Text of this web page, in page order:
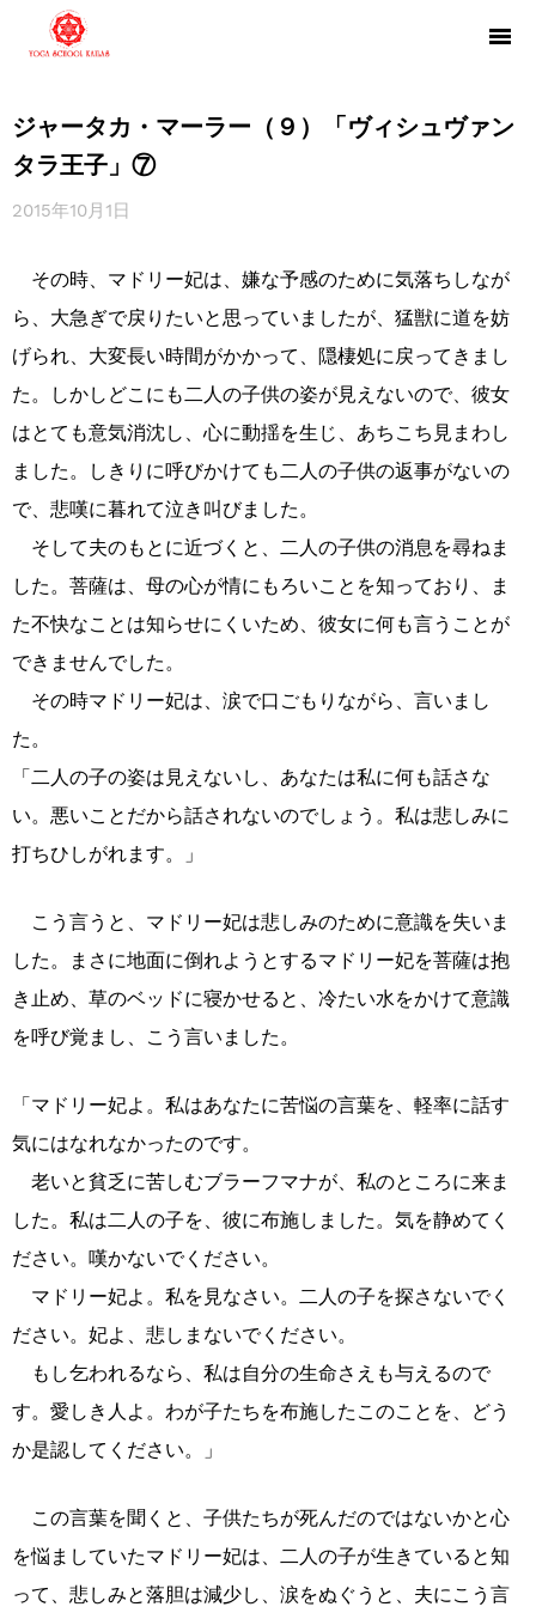
ジャータカ・マーラー（９）「ヴィシュヴァン
タラ王子」⑦
2015年10月1日
その時、マドリー妃は、嫌な予感のために気落ちしなが
ら、大急ぎで戻りたいと思っていましたが、猛獣に道を妨
げられ、大変長い時間がかかって、隠棲処に戻ってきまし
た。しかしどこにも二人の子供の姿が見えないので、彼女
はとても意気消沈し、心に動揺を生じ、あちこち見まわし
ました。しきりに呼びかけても二人の子供の返事がないの
で、悲嘆に暮れて泣き叫びました。
そして夫のもとに近づくと、二人の子供の消息を尋ねま
した。菩薩は、母の心が情にもろいことを知っており、ま
た不快なことは知らせにくいため、彼女に何も言うことが
できませんでした。
その時マドリー妃は、涙で口ごもりながら、言いまし
た。
「二人の子の姿は見えないし、あなたは私に何も話さな
い。悪いことだから話されないのでしょう。私は悲しみに
打ちひしがれます。」
こう言うと、マドリー妃は悲しみのために意識を失いま
した。まさに地面に倒れようとするマドリー妃を菩薩は抱
き止め、草のベッドに寝かせると、冷たい水をかけて意識
を呼び覚まし、こう言いました。
「マドリー妃よ。私はあなたに苦悩の言葉を、軽率に話す
気にはなれなかったのです。
老いと貧乏に苦しむブラーフマナが、私のところに来ま
した。私は二人の子を、彼に布施しました。気を静めてく
ださい。嘆かないでください。
マドリー妃よ。私を見なさい。二人の子を探さないでく
ださい。妃よ、悲しまないでください。
もし乞われるなら、私は自分の生命さえも与えるので
す。愛しき人よ。わが子たちを布施したこのことを、どう
か是認してください。」
この言葉を聞くと、子供たちが死んだのではないかと心
を悩ましていたマドリー妃は、二人の子が生きていると知
って、悲しみと落胆は減少し、涙をぬぐうと、夫にこう言